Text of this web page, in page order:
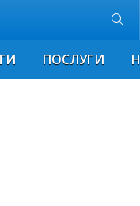
Звичайна версія
ПОСЛУГИ